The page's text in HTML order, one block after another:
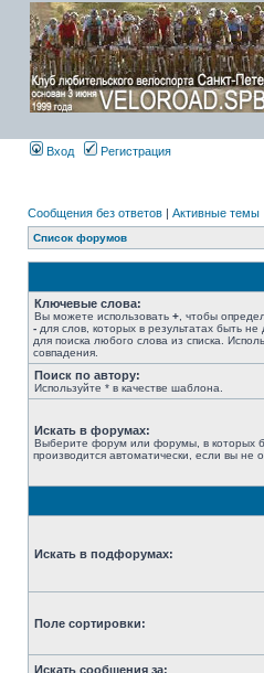
Вход Регистрация
Сообщения без ответов | Активные темы
Список форумов
Ключевые слова:
Вы можете использовать + , чтобы
- для слов, которых в результатах быть
для поиска любого слова из списка.
совпадения.
Поиск по автору:
Используйте * в качестве шаблона.
Искать в форумах:
Выберите форум или форумы, в которых
производится автоматически, если вы
Искать в подфорумах:
Поле сортировки:
Искать сообщения за: